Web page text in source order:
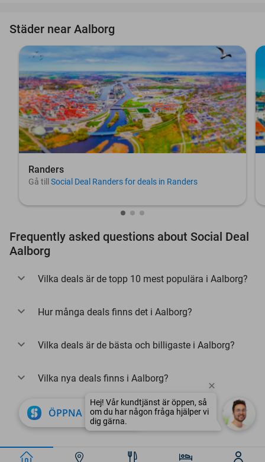
Städer near Aalborg
Randers
Gå till Social Deal Randers for deals in Randers
Frequently asked questions about Social Deal
Aalborg
Vilka deals är de topp 10 mest populära i Aalborg?
Hur många deals finns det i Aalborg?
Vilka deals är de bästa och billigaste i Aalborg?
Vilka nya deals finns i Aalborg?
ÖPPNA I APPEN close
Hej! Vår kundtjänst är öppen, så
om du har någon fråga hjälper vi
dig gärna.